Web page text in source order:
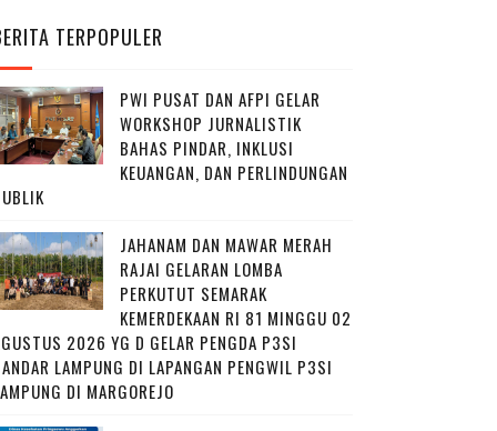
TERPOPULER
PWI PUSAT DAN AFPI GELAR
WORKSHOP JURNALISTIK
BAHAS PINDAR, INKLUSI
KEUANGAN, DAN PERLINDUNGAN
JAHANAM DAN MAWAR MERAH
RAJAI GELARAN LOMBA
PERKUTUT SEMARAK
KEMERDEKAAN RI 81 MINGGU 02
2026 YG D GELAR PENGDA P3SI
LAMPUNG DI LAPANGAN PENGWIL P3SI
DI MARGOREJO